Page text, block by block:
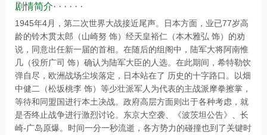
剧情简介· · · · · ·
1945年4月，第二次世界大战接近尾声。日本方面，业已77岁高
龄的铃木贯太郎（山崎努 饰）经天皇裕仁（本木雅弘 饰）的劝
说，同意出任新一届的首相。在随后的组阁中，陆军大将阿南惟
几（役所广司 饰）确认为陆军大臣的人选。在此期间，希特勒饮
弹自尽，欧洲战场尘埃落定，日本站在了 历史的十字路口。以畑
中健二（松坂桃李 饰）等少壮派军人为代表的主战派摩拳擦掌，
等待和同盟国进行本土决战。政府高层方面则出于各种考虑，就
是否终止战争进行激烈讨论。东京大空袭、《波茨坦公告》、长
崎-广岛原爆。时间一分一秒流逝，各方势力的碰撞也到了关键时